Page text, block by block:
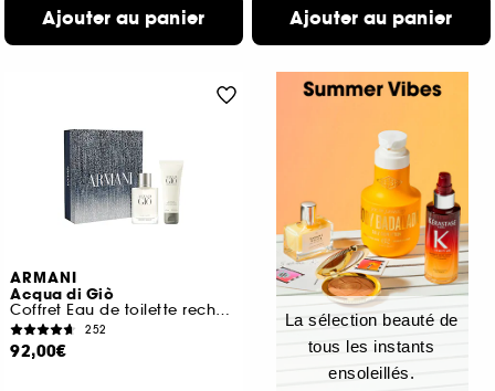
Ajouter au panier Ajouter au panier
ARMANI
Acqua di Giò
Coffret Eau de toilette rechargeable pour homme
252
92,00€
La sélection beauté de
tous les instants
ensoleillés.